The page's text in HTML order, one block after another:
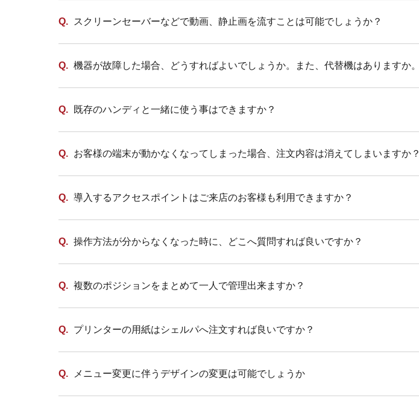
スクリーンセーバーなどで動画、静止画を流すことは可能でしょうか？
機器が故障した場合、どうすればよいでしょうか。また、代替機はありますか。
既存のハンディと一緒に使う事はできますか？
お客様の端末が動かなくなってしまった場合、注文内容は消えてしまいますか？
導入するアクセスポイントはご来店のお客様も利用できますか？
操作方法が分からなくなった時に、どこへ質問すれば良いですか？
複数のポジションをまとめて一人で管理出来ますか？
プリンターの用紙はシェルパへ注文すれば良いですか？
メニュー変更に伴うデザインの変更は可能でしょうか